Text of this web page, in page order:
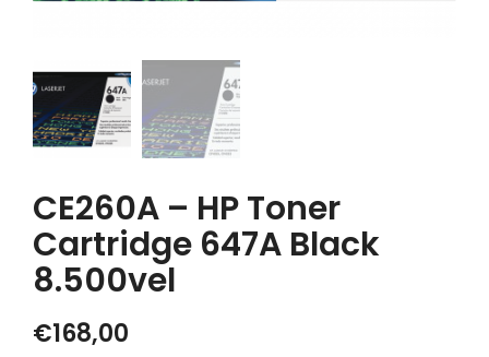
CE260A – HP Toner
Cartridge 647A Black
8.500vel
€168,00